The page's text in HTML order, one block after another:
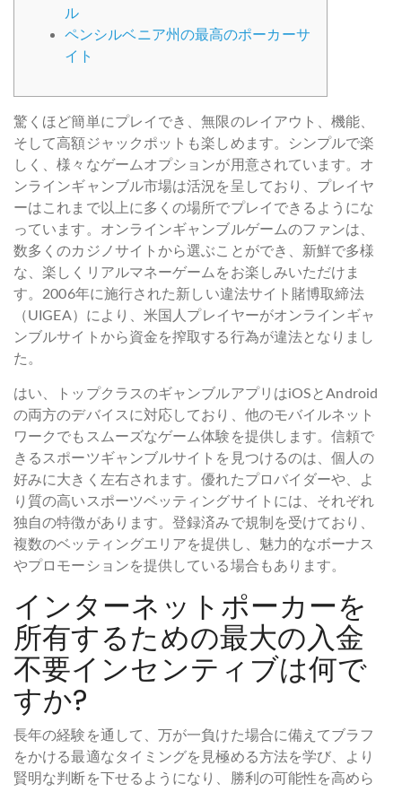
ル
ペンシルベニア州の最高のポーカーサ
イト
驚くほど簡単にプレイでき、無限のレイアウト、機能、
そして高額ジャックポットも楽しめます。シンプルで楽
しく、様々なゲームオプションが用意されています。オ
ンラインギャンブル市場は活況を呈しており、プレイヤ
ーはこれまで以上に多くの場所でプレイできるようにな
っています。オンラインギャンブルゲームのファンは、
数多くのカジノサイトから選ぶことができ、新鮮で多様
な、楽しくリアルマネーゲームをお楽しみいただけま
す。2006年に施行された新しい違法サイト賭博取締法
（UIGEA）により、米国人プレイヤーがオンラインギャ
ンブルサイトから資金を搾取する行為が違法となりまし
た。
はい、トップクラスのギャンブルアプリはiOSとAndroid
の両方のデバイスに対応しており、他のモバイルネット
ワークでもスムーズなゲーム体験を提供します。信頼で
きるスポーツギャンブルサイトを見つけるのは、個人の
好みに大きく左右されます。優れたプロバイダーや、よ
り質の高いスポーツベッティングサイトには、それぞれ
独自の特徴があります。登録済みで規制を受けており、
複数のベッティングエリアを提供し、魅力的なボーナス
やプロモーションを提供している場合もあります。
インターネットポーカーを
所有するための最大の入金
不要インセンティブは何で
すか?
長年の経験を通して、万が一負けた場合に備えてブラフ
をかける最適なタイミングを見極める方法を学び、より
賢明な判断を下せるようになり、勝利の可能性を高めら